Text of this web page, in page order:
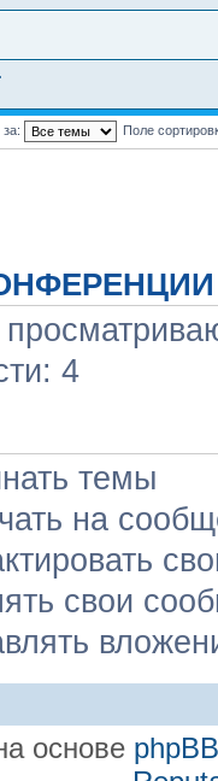
Поле
4
темы
на
свои
основе phpBB